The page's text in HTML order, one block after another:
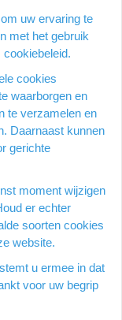
dezelfde dag
uw ervaring te
met het gebruik
cookies
waarborgen en
te verzamelen en
Daarnaast kunnen
gerichte
moment wijzigen
er echter
soorten cookies
website.
u ermee in dat
voor uw begrip